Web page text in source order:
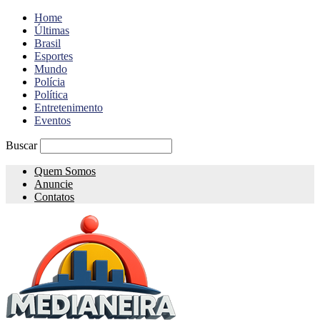
Home
Últimas
Brasil
Esportes
Mundo
Polícia
Política
Entretenimento
Eventos
Buscar
Quem Somos
Anuncie
Contatos